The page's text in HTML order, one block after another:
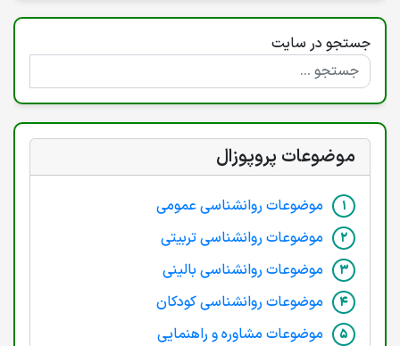
جستجو در سایت
موضوعات پروپوزال
موضوعات روانشناسی عمومی
موضوعات روانشناسی تربیتی
موضوعات روانشناسی بالینی
موضوعات روانشناسی کودکان
موضوعات مشاوره و راهنمایی